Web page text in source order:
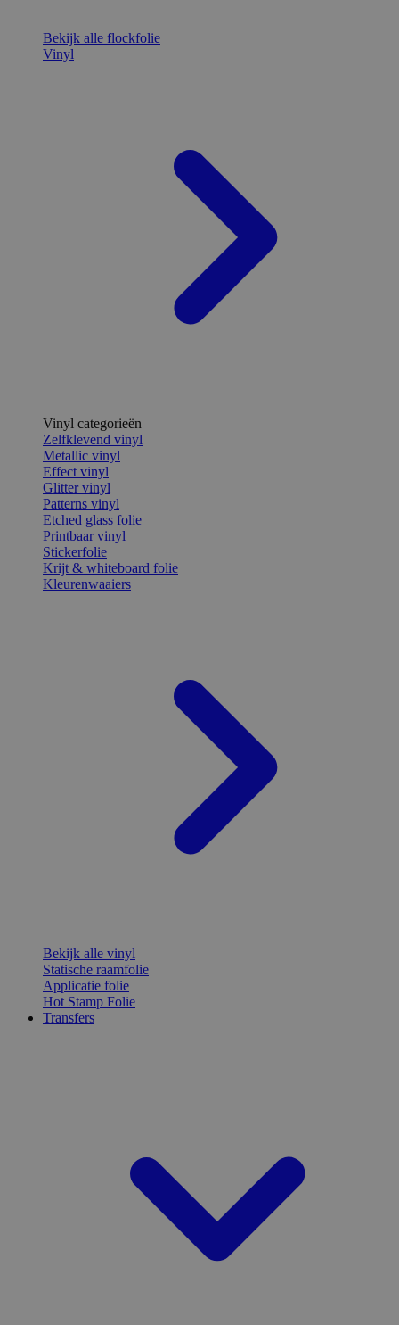
Bekijk alle flockfolie
Vinyl
Vinyl categorieën
Zelfklevend vinyl
Metallic vinyl
Effect vinyl
Glitter vinyl
Patterns vinyl
Etched glass folie
Printbaar vinyl
Stickerfolie
Krijt & whiteboard folie
Kleurenwaaiers
Bekijk alle vinyl
Statische raamfolie
Applicatie folie
Hot Stamp Folie
Transfers